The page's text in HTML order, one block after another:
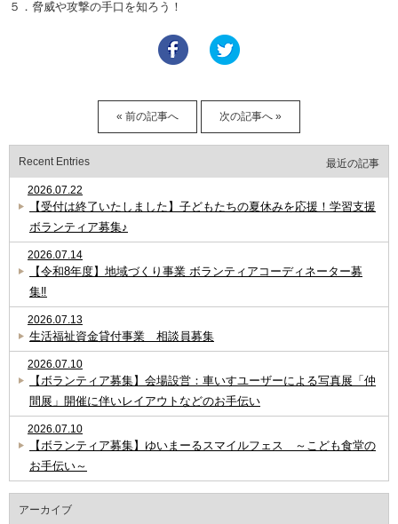
５．脅威や攻撃の手口を知ろう！
« 前の記事へ 次の記事へ »
Recent Entries 最近の記事
2026.07.22
【受付は終了いたしました】子どもたちの夏休みを応援！学習支援
ボランティア募集♪
2026.07.14
【令和8年度】地域づくり事業 ボランティアコーディネーター募
集‼
2026.07.13
生活福祉資金貸付事業 相談員募集
2026.07.10
【ボランティア募集】会場設営：車いすユーザーによる写真展「仲
間展」開催に伴いレイアウトなどのお手伝い
2026.07.10
【ボランティア募集】ゆいまーるスマイルフェス ～こども食堂の
お手伝い～
アーカイブ